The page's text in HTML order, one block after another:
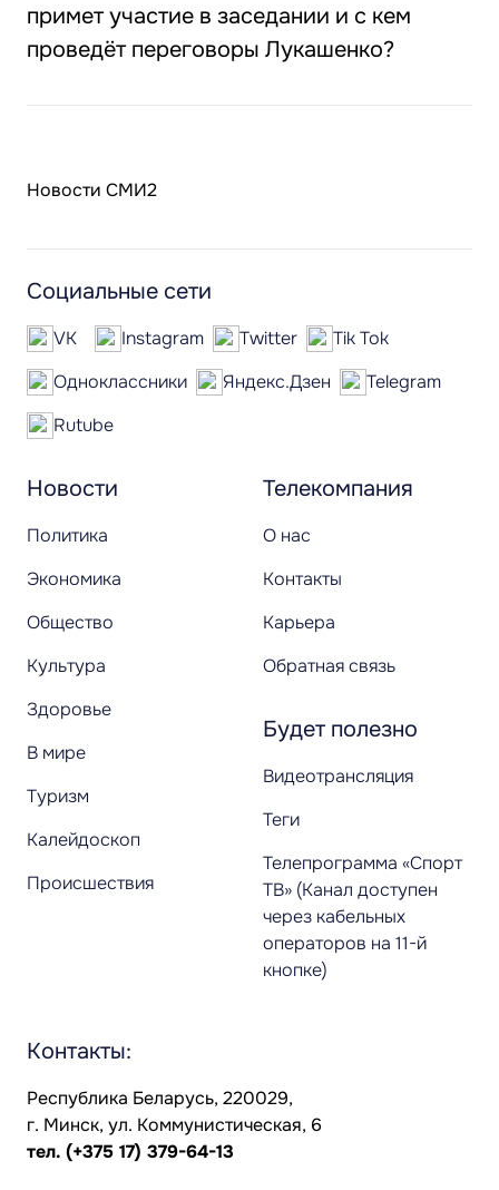
примет участие в заседании и с кем
проведёт переговоры Лукашенко?
Новости СМИ2
Новости
Политика
Экономика
Общество
Культура
Здоровье
В мире
Туризм
Калейдоскоп
Происшествия
Телекомпания
О нас
Контакты
Карьера
Обратная связь
Будет полезно
Видеотрансляция
Теги
Телепрограмма «Спорт
ТВ» (Канал доступен
через кабельных
операторов на 11-й
кнопке)
Социальные сети
VK Instagram Twitter
Tik Tok
Одноклассники
Яндекс.Дзен
Telegram
Rutube
Контакты:
Республика Беларусь, 220029,
г. Минск, ул. Коммунистическая, 6
тел. (+375 17) 379-64-13